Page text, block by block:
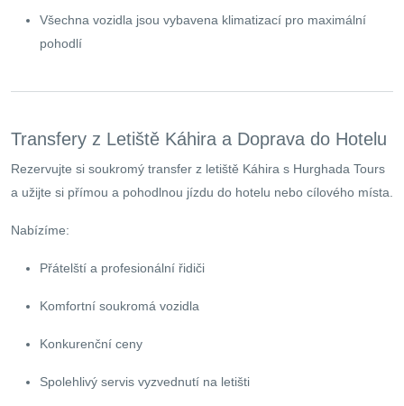
Všechna vozidla jsou vybavena klimatizací pro maximální
pohodlí
Transfery z Letiště Káhira a Doprava do Hotelu
Rezervujte si soukromý transfer z letiště Káhira s Hurghada Tours
a užijte si přímou a pohodlnou jízdu do hotelu nebo cílového místa.
Nabízíme:
Přátelští a profesionální řidiči
Komfortní soukromá vozidla
Konkurenční ceny
Spolehlivý servis vyzvednutí na letišti